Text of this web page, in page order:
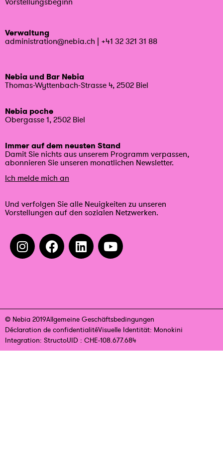
Verwaltung
administration@nebia.ch | +41 32 321 31 88
Nebia und Bar Nebia
Thomas-Wyttenbach-Strasse 4, 2502 Biel
Nebia poche
Obergasse 1, 2502 Biel
Immer auf dem neusten Stand
Damit Sie nichts aus unserem Programm verpassen,
abonnieren Sie unseren monatlichen Newsletter.
Ich melde mich an
Und verfolgen Sie alle Neuigkeiten zu unseren
Vorstellungen auf den sozialen Netzwerken.
© Nebia 2019Allgemeine Geschäftsbedingungen
Déclaration de confidentialitéVisuelle Identität: Monokini
Integration: StructoUID : CHE-108.677.684